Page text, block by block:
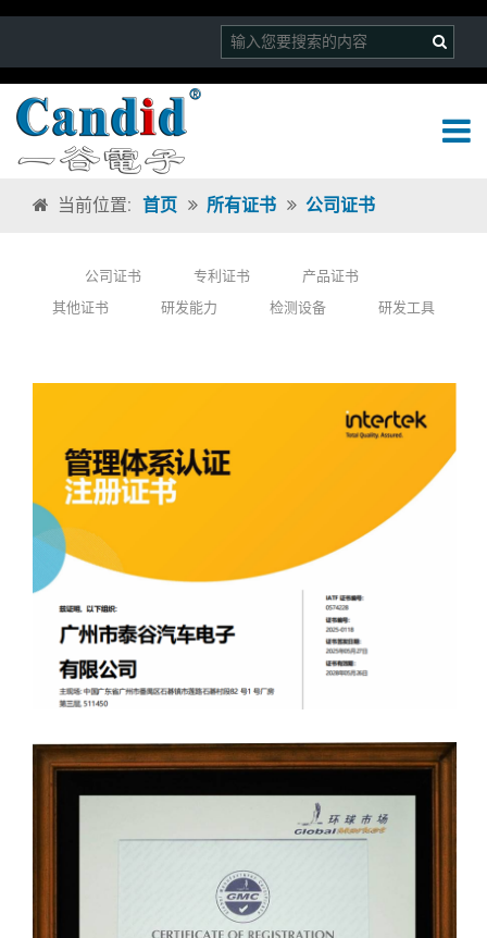
当前位置: 首页 所有证书 公司证书
公司证书 专利证书
产品证书
其他证书
研发能力 检测设备 研发工具